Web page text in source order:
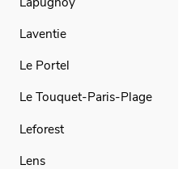
Laventie
Le Portel
Le Touquet-Paris-Plage
Leforest
Lens